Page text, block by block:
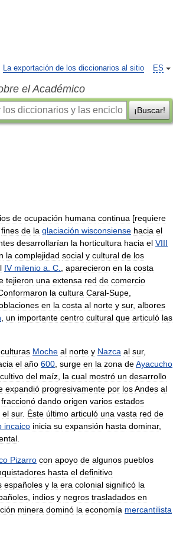
ES
La exportación de los diccionarios al sitio
el Académico
¡Buscar!
de ocupación humana continua [requiere
fines de la glaciación wisconsiense hacia el
desarrollarían la horticultura hacia el VIII
la complejidad social y cultural de los
IV milenio a C aparecieron en la costa
tejieron una extensa red de comercio
la cultura Caral-Supe
en la costa al norte y sur, albores
un importante centro cultural que articuló las
culturas Moche al norte y Nazca al sur,
el año 600 surge en la zona deAyacucho
cultivo del maíz la cual mostró un desarrollo
expandió progresivamente por losAndes al
fraccionó dando origen varios estados
el sur. Éste último articuló una vasta red de
incaico inicia su expansión hasta dominar,
Pizarro con apoyo de algunos pueblos
hasta el definitivo
españoles y la era colonial significó la
indios y negros trasladados en
minera dominó la economía mercantilista